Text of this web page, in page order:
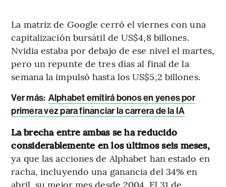
La matriz de Google cerró el viernes con una
capitalización bursátil de US$4,8 billones.
Nvidia estaba por debajo de ese nivel el martes,
pero un repunte de tres días al final de la
semana la impulsó hasta los US$5,2 billones.
Ver más: Alphabet emitirá bonos en yenes por
primera vez para financiar la carrera de la IA
La brecha entre ambas se ha reducido
considerablemente en los últimos seis meses,
ya que las acciones de Alphabet han estado en
racha, incluyendo una ganancia del 34% en
abril, su mejor mes desde 2004. El 31 de